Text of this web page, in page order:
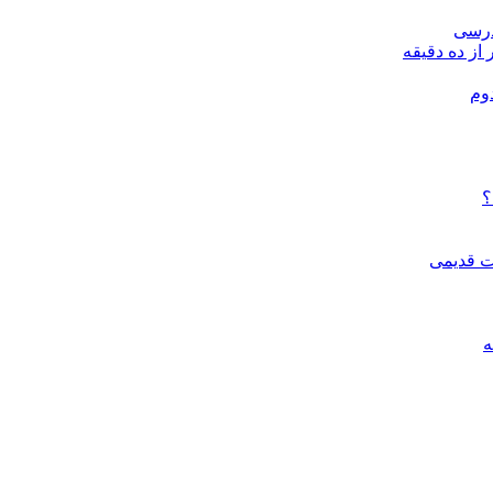
از ده دقیقه
قدیمی